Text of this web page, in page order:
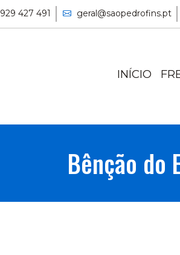
929 427 491 geral@saopedrofins.pt
INÍCIO
Bênção do